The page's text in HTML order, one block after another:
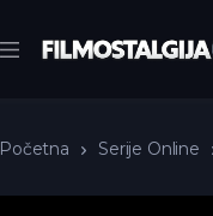
Početna Serije Online